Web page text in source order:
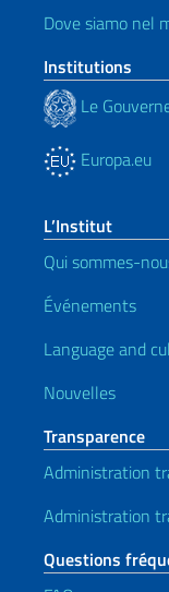
Dove siamo nel
Institutions
Le
Europa.eu
L’Institut
Qui sommes-
Événements
Language and
Nouvelles
Transparence
Administration
Administration
Questions